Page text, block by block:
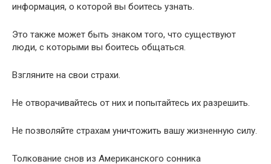
информация, о которой вы боитесь узнать.
Это также может быть знаком того, что существуют
люди, с которыми вы боитесь общаться.
Взгляните на свои страхи.
Не отворачивайтесь от них и попытайтесь их разрешить.
Не позволяйте страхам уничтожить вашу жизненную силу.
Толкование снов из Американского сонника